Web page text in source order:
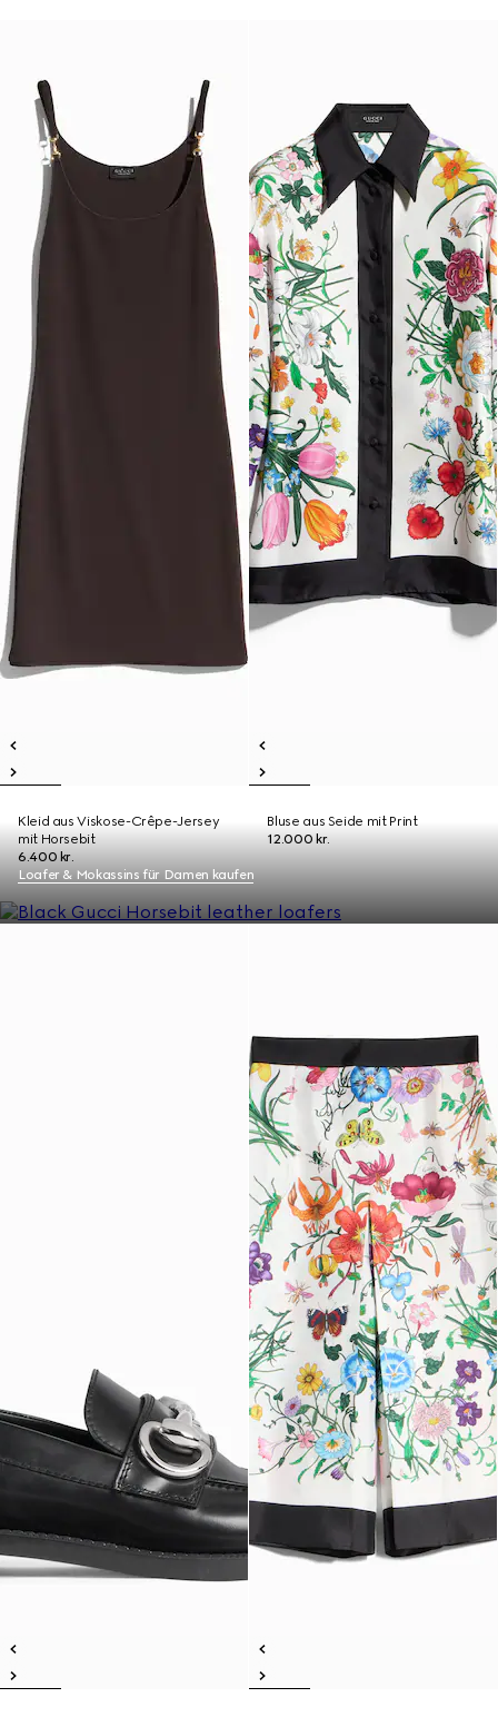
Kleid aus Viskose-Crêpe-Jersey
mit Horsebit
6.400 kr.
Bluse aus Seide mit Print
12.000 kr.
Loafer & Mokassins für Damen kaufen